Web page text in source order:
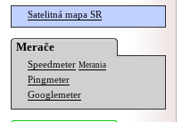
Satelitná mapa SR
Merače
Speedmeter Merania
Pingmeter
Googlemeter